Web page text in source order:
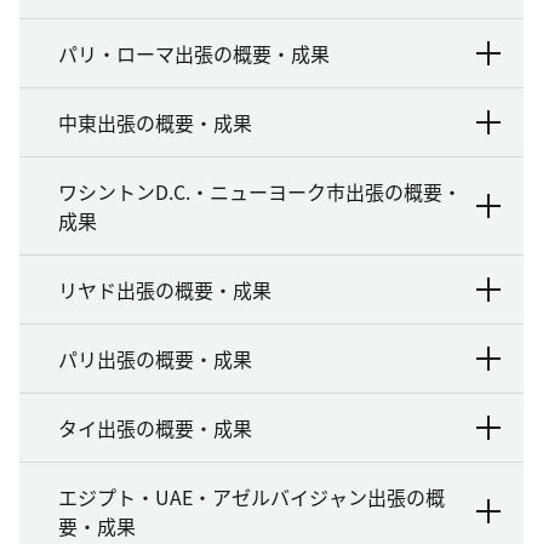
パリ・ローマ出張の概要・成果
中東出張の概要・成果
ワシントンD.C.・ニューヨーク市出張の概要・
成果
リヤド出張の概要・成果
パリ出張の概要・成果
タイ出張の概要・成果
エジプト・UAE・アゼルバイジャン出張の概
要・成果